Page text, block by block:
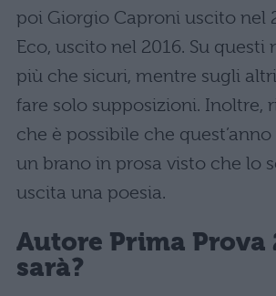
poi Giorgio Caproni uscito nel
Eco, uscito nel 2016. Su questi
più che sicuri, mentre sugli
fare solo supposizioni. Inoltre,
che è possibile che
un brano in prosa visto che lo
uscita una poesia.
Autore Prima Prova
sarà?